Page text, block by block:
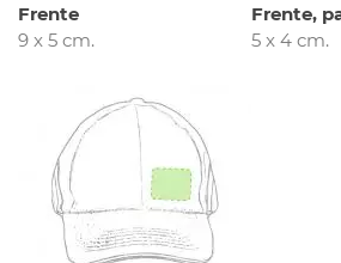
Frente
9 x 5 cm.
Frente,
5 x 4 cm.